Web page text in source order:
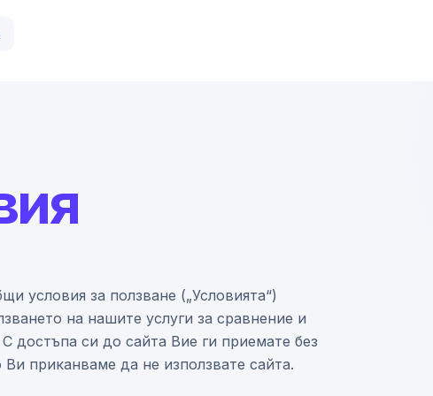
условия за ползване („Условията“)
на нашите услуги за сравнение и
достъпа си до сайта Вие ги приемате без
приканваме да не използвате сайта.